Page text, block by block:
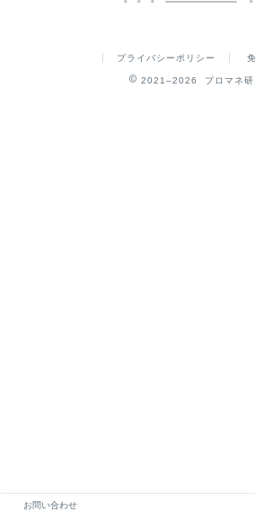
プライバシーポリシー
2021–2026 プロマネ研
お問い合わせ